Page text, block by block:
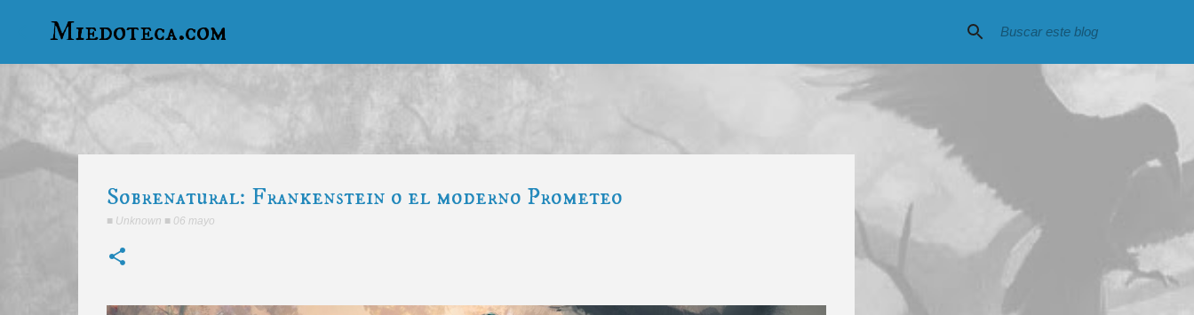
Miedoteca.com
Sobrenatural: Frankenstein o el moderno Prometeo
■ Unknown ■ 06 mayo